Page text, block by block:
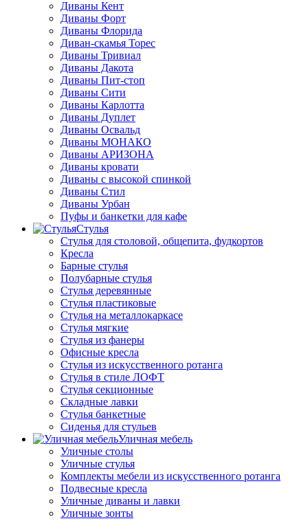
Диваны Кент
Диваны Форт
Диваны Флорида
Диван-скамья Торес
Диваны Тривиал
Диваны Дакота
Диваны Пит-стоп
Диваны Сити
Диваны Карлотта
Диваны Дуплет
Диваны Освальд
Диваны МОНАКО
Диваны АРИЗОНА
Диваны кровати
Диваны с высокой спинкой
Диваны Стил
Диваны Урбан
Пуфы и банкетки для кафе
Стулья
Стулья для столовой, общепита, фудкортов
Кресла
Барные стулья
Полубарные стулья
Стулья деревянные
Стулья пластиковые
Стулья на металлокаркасе
Стулья мягкие
Стулья из фанеры
Офисные кресла
Стулья из искусственного ротанга
Стулья в стиле ЛОФТ
Стулья секционные
Складные лавки
Стулья банкетные
Сиденья для стульев
Уличная мебель
Уличные столы
Уличные стулья
Комплекты мебели из искусственного ротанга
Подвесные кресла
Уличные диваны и лавки
Уличные зонты